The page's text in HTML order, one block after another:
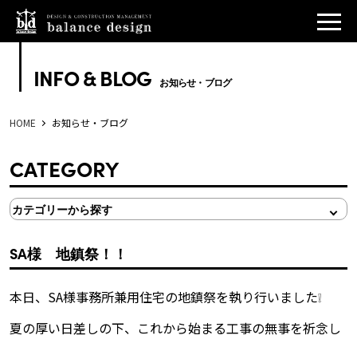
INFO & BLOG お知らせ・ブログ
HOME お知らせ・ブログ
CATEGORY
SA様 地鎮祭！！
本日、SA様事務所兼用住宅の地鎮祭を執り行いました❕
夏の厚い日差しの下、これから始まる工事の無事を祈念し